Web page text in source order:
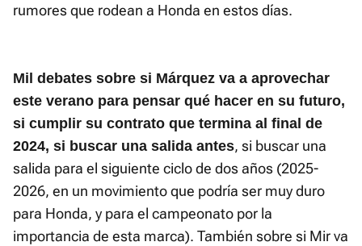
rumores que rodean a Honda en estos días.
Mil debates sobre si Márquez va a aprovechar
este verano para pensar qué hacer en su futuro,
si cumplir su contrato que termina al final de
2024, si buscar una salida antes, si buscar una
salida para el siguiente ciclo de dos años (2025-
2026, en un movimiento que podría ser muy duro
para Honda, y para el campeonato por la
importancia de esta marca). También sobre si Mir va